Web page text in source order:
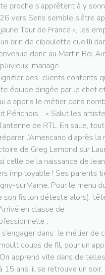
s’apprêtent à y
vers Sens semble s’être
Tour de France », les
brin de ciboulette cueilli
donc au Martin Bel
mariage
des clients contents
équipe dirigée par le chef
a appris le métier dans
Périchois… « Salut les
de RTL. En salle,
l’Americano d’après
de Greg Lemond sur
de la naissance de
impitoyable ! Ses parents
surMarne. Pour le menu
fiston déteste alors),
en classe de
:
dans le métier de
coups de fil, pour un
apprend vite dans de
15 ans, il se retrouve un